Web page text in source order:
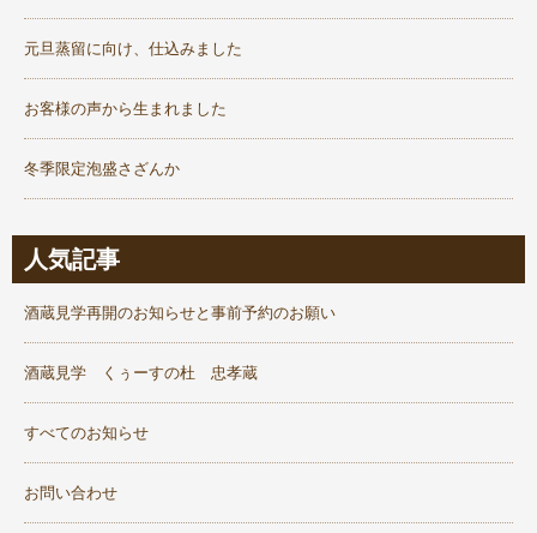
元旦蒸留に向け、仕込みました
お客様の声から生まれました
冬季限定泡盛さざんか
人気記事
酒蔵見学再開のお知らせと事前予約のお願い
酒蔵見学 くぅーすの杜 忠孝蔵
すべてのお知らせ
お問い合わせ